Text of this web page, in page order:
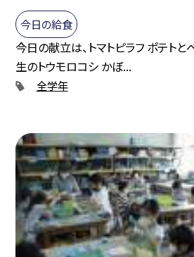
今日の給食
今日の献立は、トマトピラフ ポテト
生のトウモロコシ かぼ...
全学年